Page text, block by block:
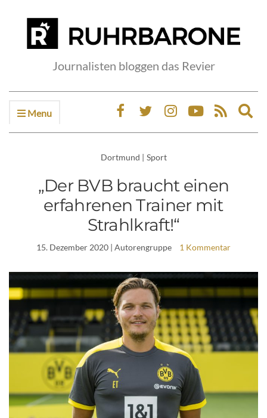
Journalisten bloggen das Revier
Menu
Dortmund | Sport
„Der BVB braucht einen
erfahrenen Trainer mit
Strahlkraft!“
15. Dezember 2020 | Autorengruppe 1 Kommentar